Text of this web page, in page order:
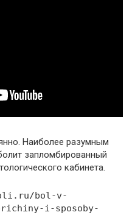
Наиболее разумным
запломбированный
кабинета.
bol-v-
i-sposoby-